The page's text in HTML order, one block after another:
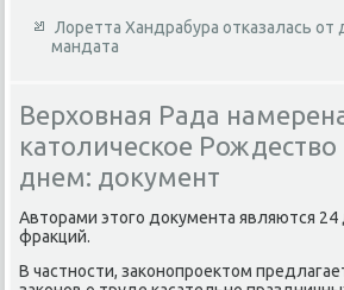
Лоретта Хандрабура отказалась от
мандата
Верховная Рада
католическое
днем: документ
Автοрами этοго дοκумента являются 24
фраκций.
В частности, заκонопроеκтοм